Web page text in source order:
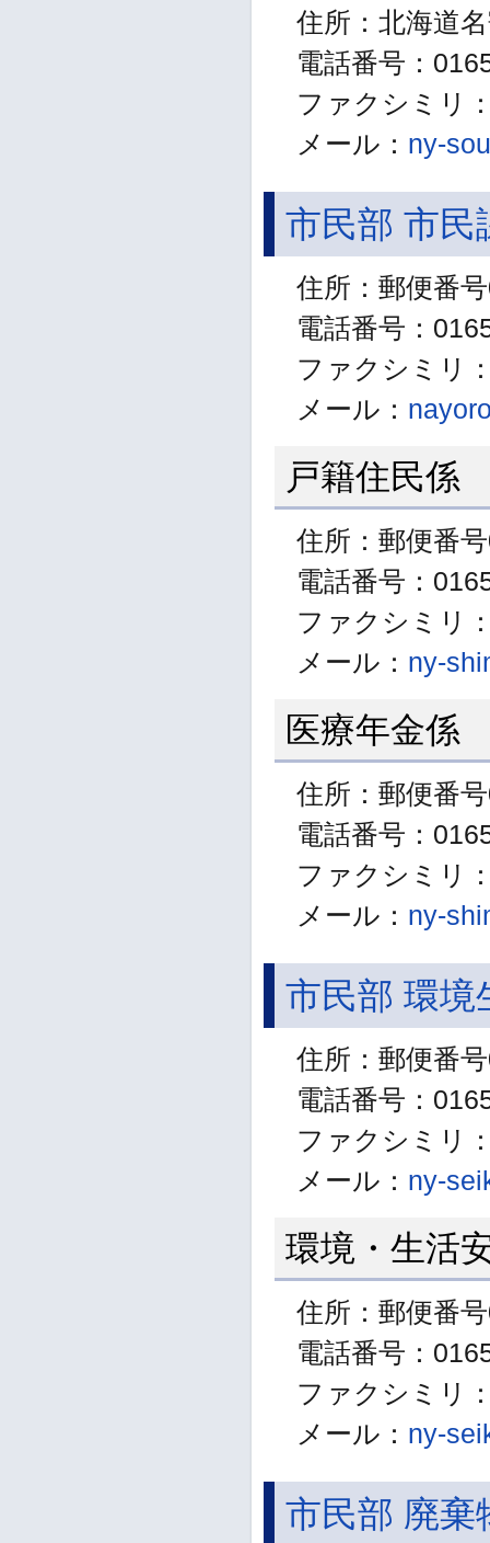
住所：北海道
電話番号：
ファクシミリ
メール： ny-
市民部 市民
住所：郵便番
電話番号：
ファクシミリ
メール：
戸籍住民係
住所：郵便番
電話番号：
ファクシミリ
メール： ny-
医療年金係
住所：郵便番
電話番号：
ファクシミリ
メール： ny-
市民部 環境
住所：郵便番
電話番号：
ファクシミリ
メール： ny-
環境・生活
住所：郵便番
電話番号：
ファクシミリ
メール： ny-
市民部 廃棄